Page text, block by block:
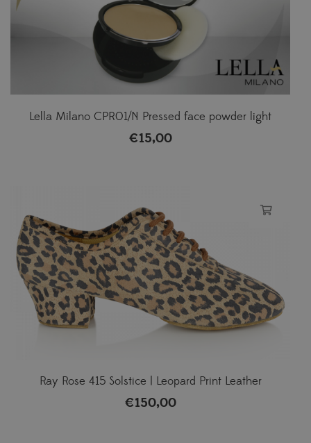
Lella Milano CPR01/N Pressed face powder light
€15,00
Ray Rose 415 Solstice | Leopard Print Leather
€150,00